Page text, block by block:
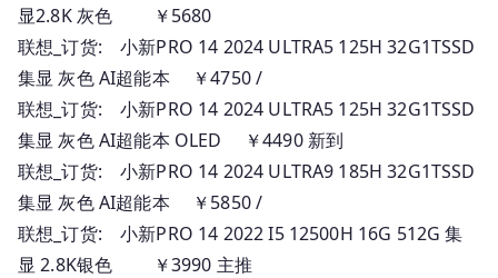
显2.8K 灰色 ￥5680
联想_订货: 小新PRO 14 2024 ULTRA5 125H 32G1TSSD
集显 灰色 AI超能本 ￥4750 /
联想_订货: 小新PRO 14 2024 ULTRA5 125H 32G1TSSD
集显 灰色 AI超能本 OLED ￥4490 新到
联想_订货: 小新PRO 14 2024 ULTRA9 185H 32G1TSSD
集显 灰色 AI超能本 ￥5850 /
联想_订货: 小新PRO 14 2022 I5 12500H 16G 512G 集
显 2.8K银色 ￥3990 主推